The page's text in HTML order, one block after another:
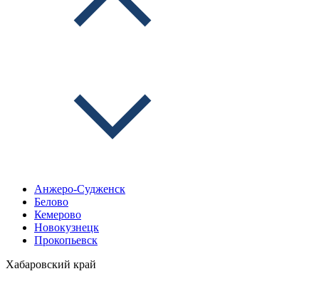
Анжеро-Судженск
Белово
Кемерово
Новокузнецк
Прокопьевск
Хабаровский край